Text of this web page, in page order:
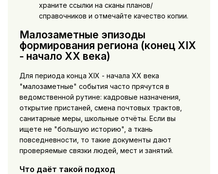
храните ссылки на сканы планов/
справочников и отмечайте качество копии.
Малозаметные эпизоды
формирования региона (конец XIX
- начало XX века)
Для периода конца XIX - начала XX века
"малозаметные" события часто прячутся в
ведомственной рутине: кадровые назначения,
открытие пристаней, смена почтовых трактов,
санитарные меры, школьные отчёты. Если вы
ищете не "большую историю", а ткань
повседневности, то такие документы дают
проверяемые связки людей, мест и занятий.
Что даёт такой подход